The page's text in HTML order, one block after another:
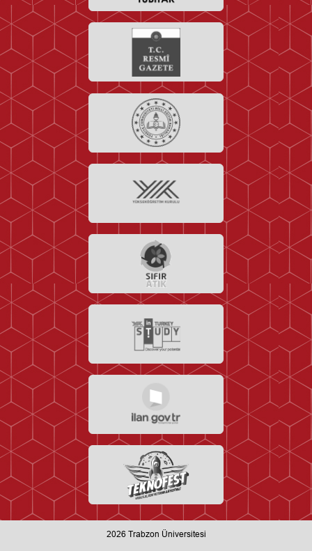
2026 Trabzon Üniversitesi